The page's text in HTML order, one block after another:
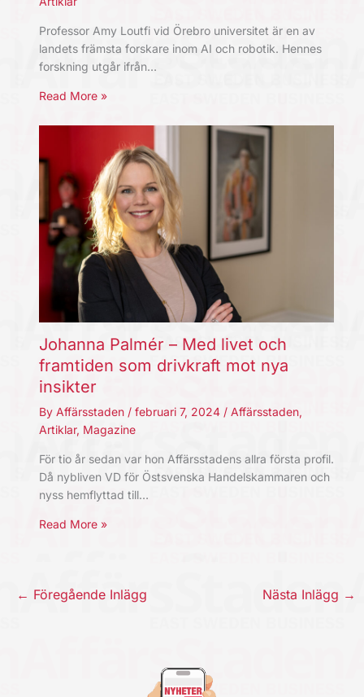
Professor Amy Loutfi vid Örebro universitet är en av
landets främsta forskare inom AI och robotik. Hennes
forskning utgår ifrån…
Read More »
Johanna Palmér – Med livet och
framtiden som drivkraft mot nya
insikter
By Affärsstaden / februari 7, 2024 / Affärsstaden,
Artiklar, Magazine
För tio år sedan var hon Affärsstadens allra första profil.
Då nybliven VD för Östsvenska Handelskammaren och
nyss hemflyttad till…
Read More »
← Föregående Inlägg Nästa Inlägg →